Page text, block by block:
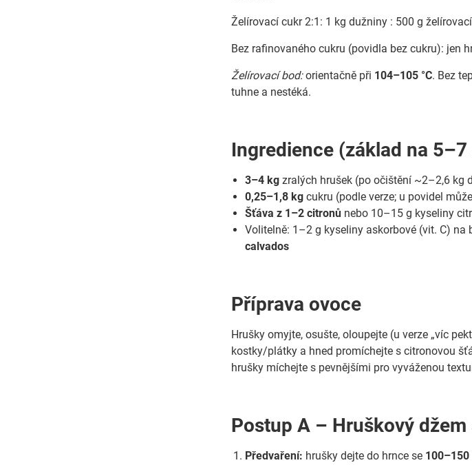
Želírovací cukr 2:1: 1 kg dužniny : 500 g
Bez rafinovaného cukru (povidla bez cukru): jen
Želírovací bod:orientačně při 104–105 °C. Bez
tuhne a nestéká.
Ingredience (základ na
3–4 kg zralých hrušek (po očištění ~2–2,6 kg
0,25–1,8 kg cukru (podle verze; u povidel
Šťáva z 1–2 citronů nebo 10–15 g kyseliny
Volitelně: 1–2 g kyseliny askorbové (vit. C) na
calvados
Příprava ovoce
Hrušky omyjte, osušte, oloupejte (u verze „víc
kostky/plátky a hned promíchejte s citronovou
hrušky míchejte s pevnějšími pro vyváženou
Postup A – Hruškový
Předvaření: hrušky dejte do hrnce se